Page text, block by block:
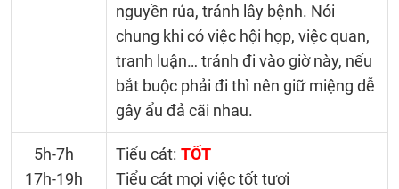
nguyền rủa, tránh lây bệnh. Nói
chung khi có việc hội họp, việc quan,
tranh luận… tránh đi vào giờ này, nếu
bắt buộc phải đi thì nên giữ miệng dễ
gây ẩu đả cãi nhau.
5h-7h
17h-19h
Tiểu cát: TỐT
Tiểu cát mọi việc tốt tươi